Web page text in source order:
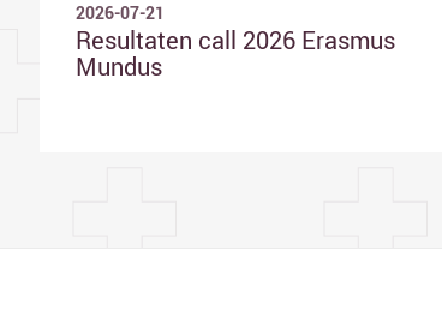
2026-07-21
Resultaten call 2026 Erasmus
Mundus